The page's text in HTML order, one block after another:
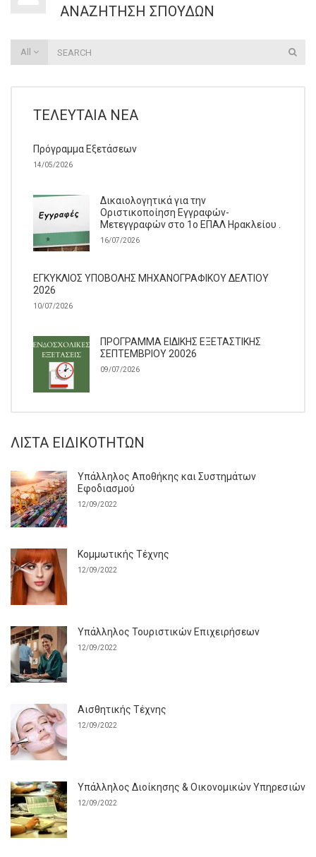
ΑΝΑΖΉΤΗΣΗ ΣΠΟΥΔΏΝ
All
ΤΕΛΕΥΤΑΊΑ ΝΈΑ
Πρόγραμμα Εξετάσεων
14/05/2026
Δικαιολογητικά για την
Οριστικοποίηση Εγγραφών-
Μετεγγραφών στο 1ο ΕΠΑΛ Ηρακλείου .
16/07/2026
ΕΓΚΥΚΛΙΟΣ ΥΠΟΒΟΛΗΣ ΜΗΧΑΝΟΓΡΑΦΙΚΟΥ ΔΕΛΤΙΟΥ
2026
10/07/2026
ΠΡΟΓΡΑΜΜΑ ΕΙΔΙΚΗΣ ΕΞΕΤΑΣΤΙΚΗΣ
ΣΕΠΤΕΜΒΡΙΟΥ 20026
09/07/2026
ΛΊΣΤΑ ΕΙΔΙΚΟΤΉΤΩΝ
Υπάλληλος Αποθήκης και Συστημάτων
Εφοδιασμού
12/09/2022
Κομμωτικής Τέχνης
12/09/2022
Υπάλληλος Τουριστικών Επιχειρήσεων
12/09/2022
Αισθητικής Τέχνης
12/09/2022
Υπάλληλος Διοίκησης & Οικονομικών Υπηρεσιών
12/09/2022